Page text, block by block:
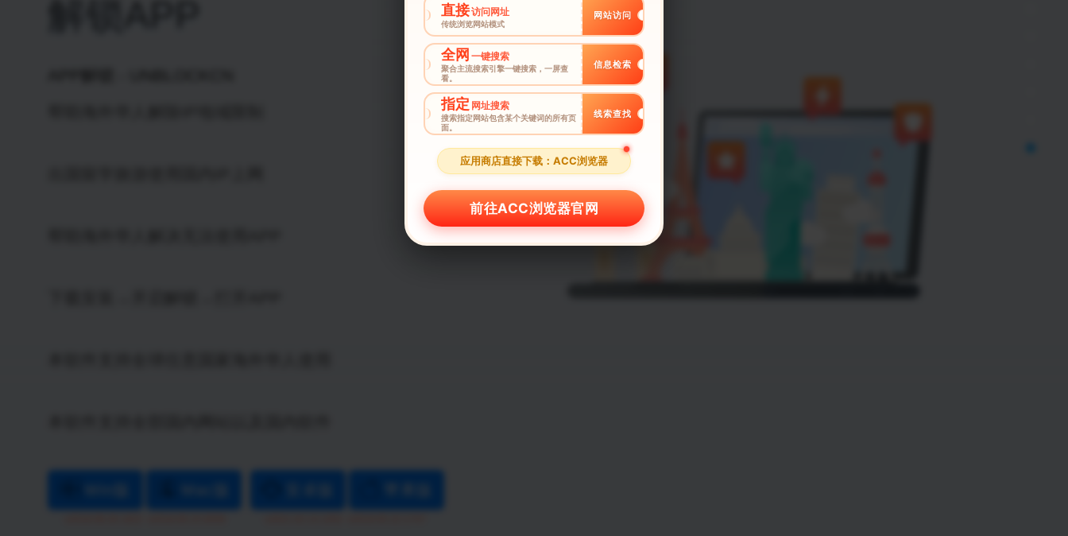
直接访问网址
传统浏览网站模式
网站访问
全网 一键搜索
聚合主流搜索引擎一键搜索，一屏查
看。
信息检索
指定 网址搜索
搜索指定网站包含某个关键词的所有页
面。
线索查找
应用商店直接下载：ACC浏览器
前往ACC浏览器官网